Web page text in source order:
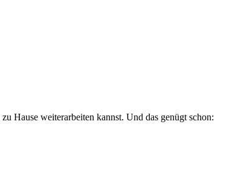
Hause weiterarbeiten kannst. Und das genügt schon: